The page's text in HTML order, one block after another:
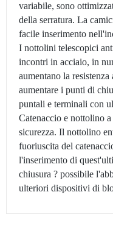
variabile, sono
della serratura. La
facile inserimento
I nottolini telescopici
incontri in acciaio, in
aumentano la
aumentare i punti di
puntali e terminali con
Catenaccio e nottolino
sicurezza. Il nottolino
fuoriuscita del
l'inserimento di
chiusura ? possibile
ulteriori dispositivi di